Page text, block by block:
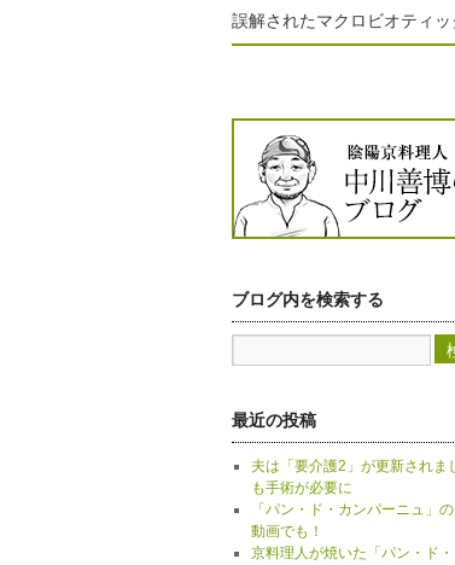
誤解されたマクロビオティ
ブログ内を検索する
最近の投稿
夫は「要介護2」が更新され
も手術が必要に
「パン・ド・カンパーニュ」
動画でも！
京料理人が焼いた「パン・ド